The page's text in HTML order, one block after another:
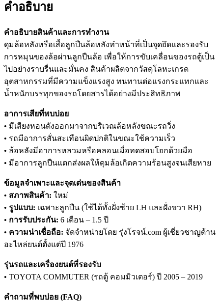
คำอธิบาย
คำอธิบายสินค้าและการทำงาน
ดุมล้อหลังหรือเสื้อลูกปืนล้อหลังทำหน้าที่เป็นจุดยึดและรองรับ
การหมุนของล้อผ่านลูกปืนล้อ เพื่อให้การขับเคลื่อนของรถตู้เป็น
ไปอย่างราบรื่นและมั่นคง สินค้าผลิตจากวัสดุโลหะเกรด
อุตสาหกรรมที่มีความแข็งแรงสูง ทนทานต่อแรงกระแทกและ
น้ำหนักบรรทุกของรถโดยสารได้อย่างมีประสิทธิภาพ
อาการเสียที่พบบ่อย
• มีเสียงหอนดังออกมาจากบริเวณล้อหลังขณะรถวิ่ง
• รถมีอาการสั่นสะเทือนผิดปกติในขณะใช้ความเร็ว
• ล้อหลังมีอาการหลวมหรือคลอนเมื่อทดสอบโยกด้วยมือ
• มีอาการลูกปืนแตกส่งผลให้ดุมล้อเกิดความร้อนสูงจนเสียหาย
ข้อมูลจำเพาะและจุดเด่นของสินค้า
• สภาพสินค้า: ใหม่
• รูปแบบ: เฉพาะลูกปืน (ใช้ได้ทั้งฝั่งซ้าย LH และฝั่งขวา RH)
• การรับประกัน: 6 เดือน – 1.5 ปี
• ความน่าเชื่อถือ: จัดจำหน่ายโดย รุ่งโรจน์.com ผู้เชี่ยวชาญด้าน
อะไหล่ยนต์ตั้งแต่ปี 1976
รุ่นรถและเครื่องยนต์ที่รองรับ
• TOYOTA COMMUTER (รถตู้ คอมมิวเตอร์) ปี 2005 – 2019
คำถามที่พบบ่อย (FAQ)